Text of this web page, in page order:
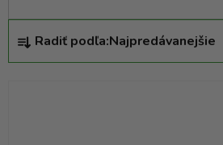
d
Radiť podľa:Najpredávanejšie